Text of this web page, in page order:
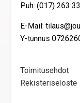
Puh: (017) 263
E-Mail:
Y-tunnus
Toimitusehdot
Rekisteriseloste